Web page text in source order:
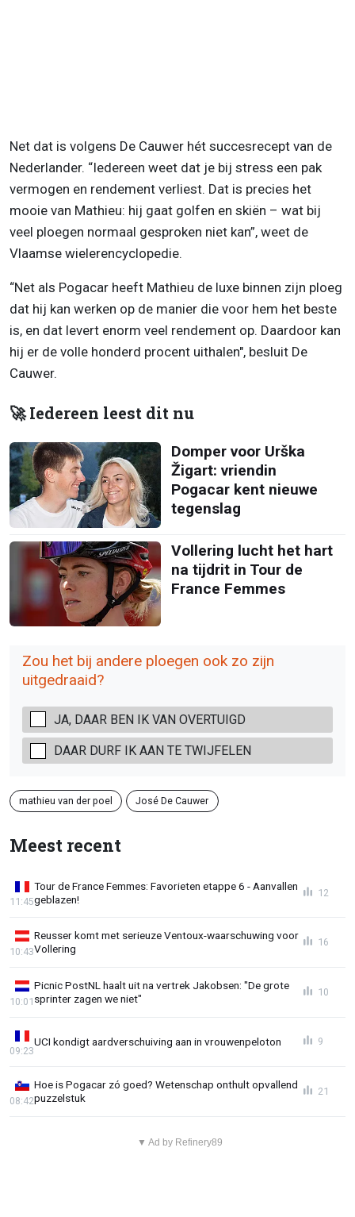
Net dat is volgens De Cauwer hét succesrecept van de
Nederlander. “Iedereen weet dat je bij stress een pak
vermogen en rendement verliest. Dat is precies het
mooie van Mathieu: hij gaat golfen en skiën – wat bij
veel ploegen normaal gesproken niet kan”, weet de
Vlaamse wielerencyclopedie.
“Net als Pogacar heeft Mathieu de luxe binnen zijn ploeg
dat hij kan werken op de manier die voor hem het beste
is, en dat levert enorm veel rendement op. Daardoor kan
hij er de volle honderd procent uithalen", besluit De
Cauwer.
🚀 Iedereen leest dit nu
Domper voor Urška
Žigart: vriendin
Pogacar kent nieuwe
tegenslag
Vollering lucht het hart
na tijdrit in Tour de
France Femmes
Zou het bij andere ploegen ook zo zijn
uitgedraaid?
JA, DAAR BEN IK VAN OVERTUIGD
DAAR DURF IK AAN TE TWIJFELEN
mathieu van der poel José De Cauwer
Meest recent
Tour de France Femmes: Favorieten etappe 6 - Aanvallen
geblazen!
11:45
12
Reusser komt met serieuze Ventoux-waarschuwing voor
Vollering
10:43
16
Picnic PostNL haalt uit na vertrek Jakobsen: "De grote
sprinter zagen we niet"
10:01
10
UCI kondigt aardverschuiving aan in vrouwenpeloton
09:23
9
Hoe is Pogacar zó goed? Wetenschap onthult opvallend
puzzelstuk
08:42
21
▼ Ad by Refinery89